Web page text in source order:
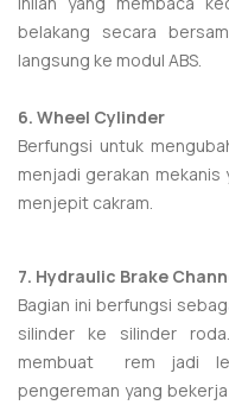
belakang secara
langsung ke modul ABS.
6. Wheel Cylinder
Berfungsi untuk
menjadi gerakan
menjepit cakram.
7. Hydraulic Brake C
Bagian ini berfungsi
silinder ke silinder
membuat rem jadi
pengereman yang